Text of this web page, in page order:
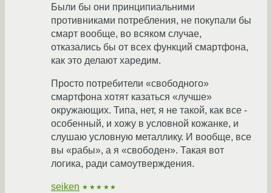
Были бы они принципиальними
противниками потребления, не покупали бы
смарт вообще, во всяком случае,
отказались бы от всех функций смартфона,
как это делают харедим.
Просто потребители «свободного»
смартфона хотят казаться «лучше»
окружающих. Типа, нет, я не такой, как все -
особенный, и хожу в условной кожанке, и
слушаю условную металлику. И вообще, все
вы «рабы», а я «свободен». Такая вот
логика, ради самоутверждения.
seiken ★★★★★